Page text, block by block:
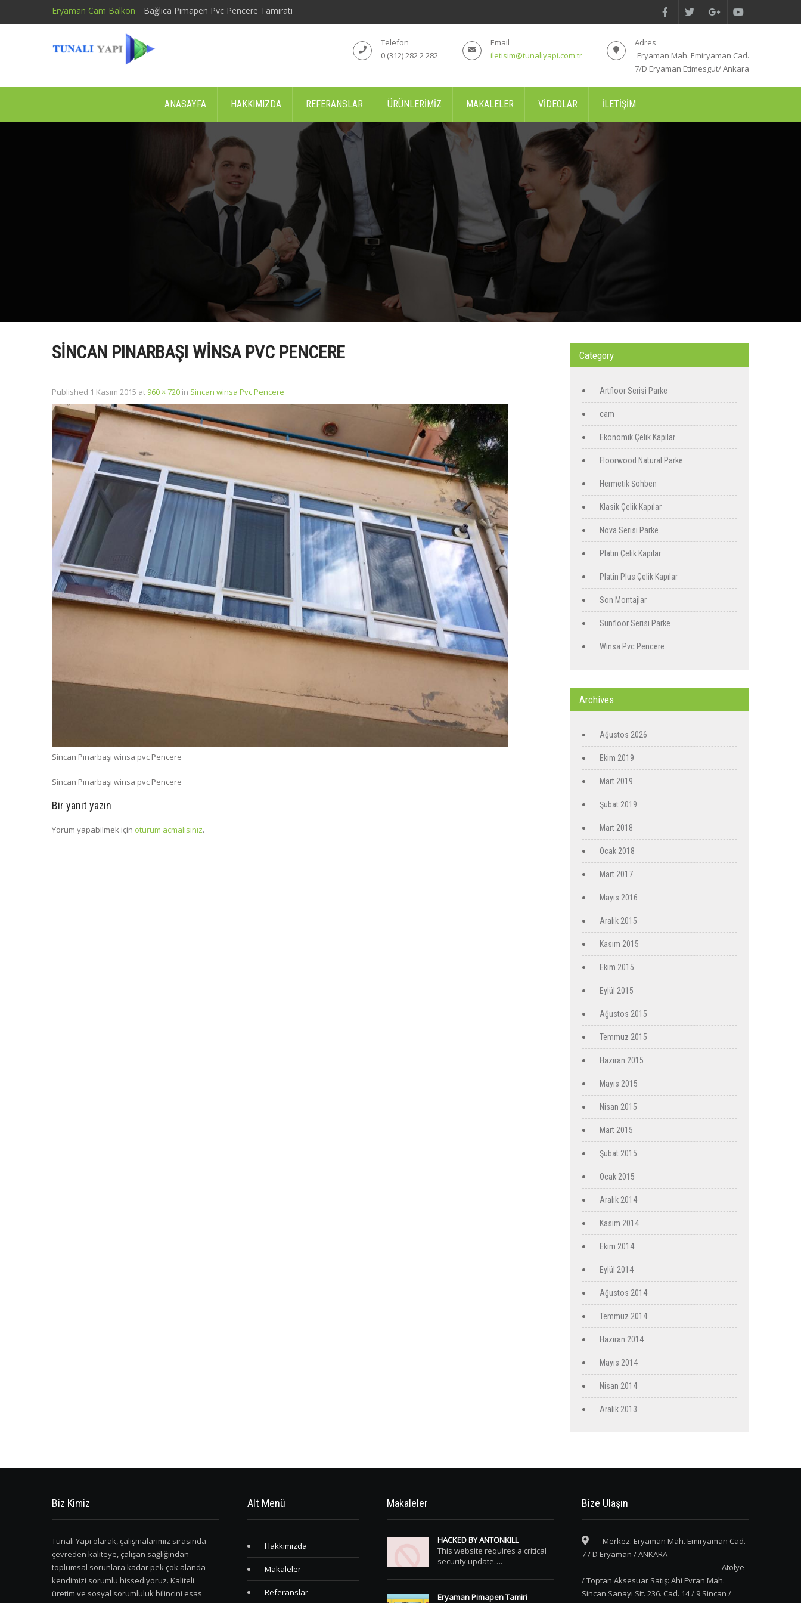
Eryaman Cam Balkon Bağlıca Pimapen Pvc Pencere Tamiratı
Adres
Eryaman Mah. Emiryaman Cad.
7/D Eryaman Etimesgut/ Ankara
Email
iletisim@tunaliyapi.com.tr
Telefon
0 (312) 282 2 282
ANASAYFA HAKKIMIZDA REFERANSLAR ÜRÜNLERIMIZ MAKALELER VIDEOLAR İLETIŞIM
SINCAN PINARBAŞI WINSA PVC PENCERE
Published 1 Kasım 2015 at 960 × 720 in Sincan winsa Pvc Pencere
Sincan Pınarbaşı winsa pvc Pencere
Sincan Pınarbaşı winsa pvc Pencere
Bir yanıt yazın
Yorum yapabilmek için oturum açmalısınız.
Category
Artfloor Serisi Parke
cam
Ekonomik Çelik Kapılar
Floorwood Natural Parke
Hermetik Şohben
Klasik Çelik Kapılar
Nova Serisi Parke
Platin Çelik Kapılar
Platin Plus Çelik Kapılar
Son Montajlar
Sunfloor Serisi Parke
Winsa Pvc Pencere
Archives
Ağustos 2026
Ekim 2019
Mart 2019
Şubat 2019
Mart 2018
Ocak 2018
Mart 2017
Mayıs 2016
Aralık 2015
Kasım 2015
Ekim 2015
Eylül 2015
Ağustos 2015
Temmuz 2015
Haziran 2015
Mayıs 2015
Nisan 2015
Mart 2015
Şubat 2015
Ocak 2015
Aralık 2014
Kasım 2014
Ekim 2014
Eylül 2014
Ağustos 2014
Temmuz 2014
Haziran 2014
Mayıs 2014
Nisan 2014
Aralık 2013
Biz Kimiz
Tunalı Yapı olarak, çalışmalarımız sırasında
çevreden kaliteye, çalışan sağlığından
toplumsal sorunlara kadar pek çok alanda
kendimizi sorumlu hissediyoruz. Kaliteli
üretim ve sosyal sorumluluk bilincini esas
Alt Menü
Hakkımızda
Makaleler
Referanslar
Makaleler
HACKED BY ANTONKILL
This website requires a critical
security update….
Eryaman Pimapen Tamiri
Bize Ulaşın
Merkez: Eryaman Mah. Emiryaman Cad.
7 / D Eryaman / ANKARA ---------------------------------
---------------------------------------------------------- Atölye
/ Toptan Aksesuar Satış: Ahi Evran Mah.
Sincan Sanayi Sit. 236. Cad. 14 / 9 Sincan /